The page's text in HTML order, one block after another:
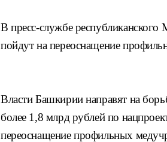
В пресс-службе
пойдут на переоснащение
Власти Башкирии направят на
более 1,8 млрд рублей по
переоснащение профильных